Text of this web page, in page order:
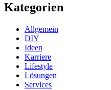
Kategorien
Allgemein
DIY
Ideen
Karriere
Lifestyle
Lösungen
Services